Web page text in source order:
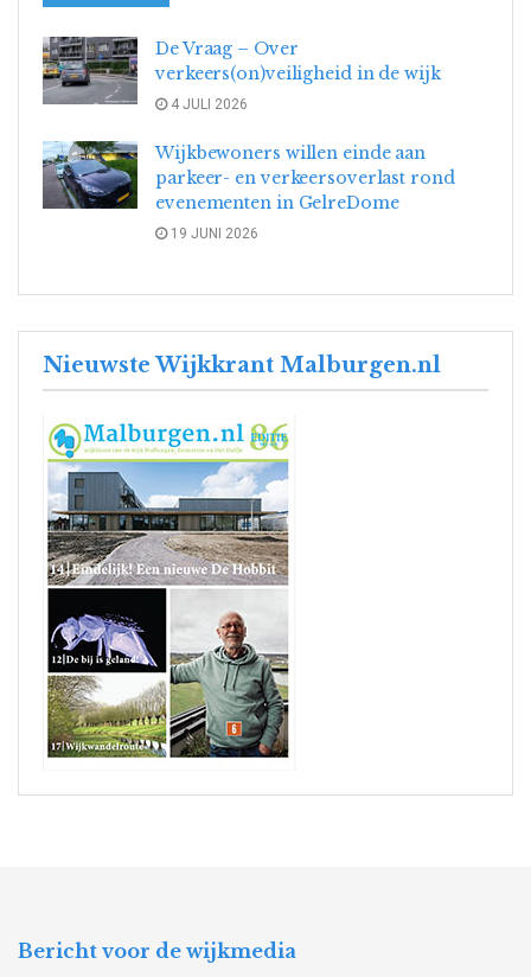
De Vraag – Over
verkeers(on)veiligheid in de wijk
4 JULI 2026
Wijkbewoners willen einde aan
parkeer- en verkeersoverlast rond
evenementen in GelreDome
19 JUNI 2026
Nieuwste Wijkkrant Malburgen.nl
Bericht voor de wijkmedia